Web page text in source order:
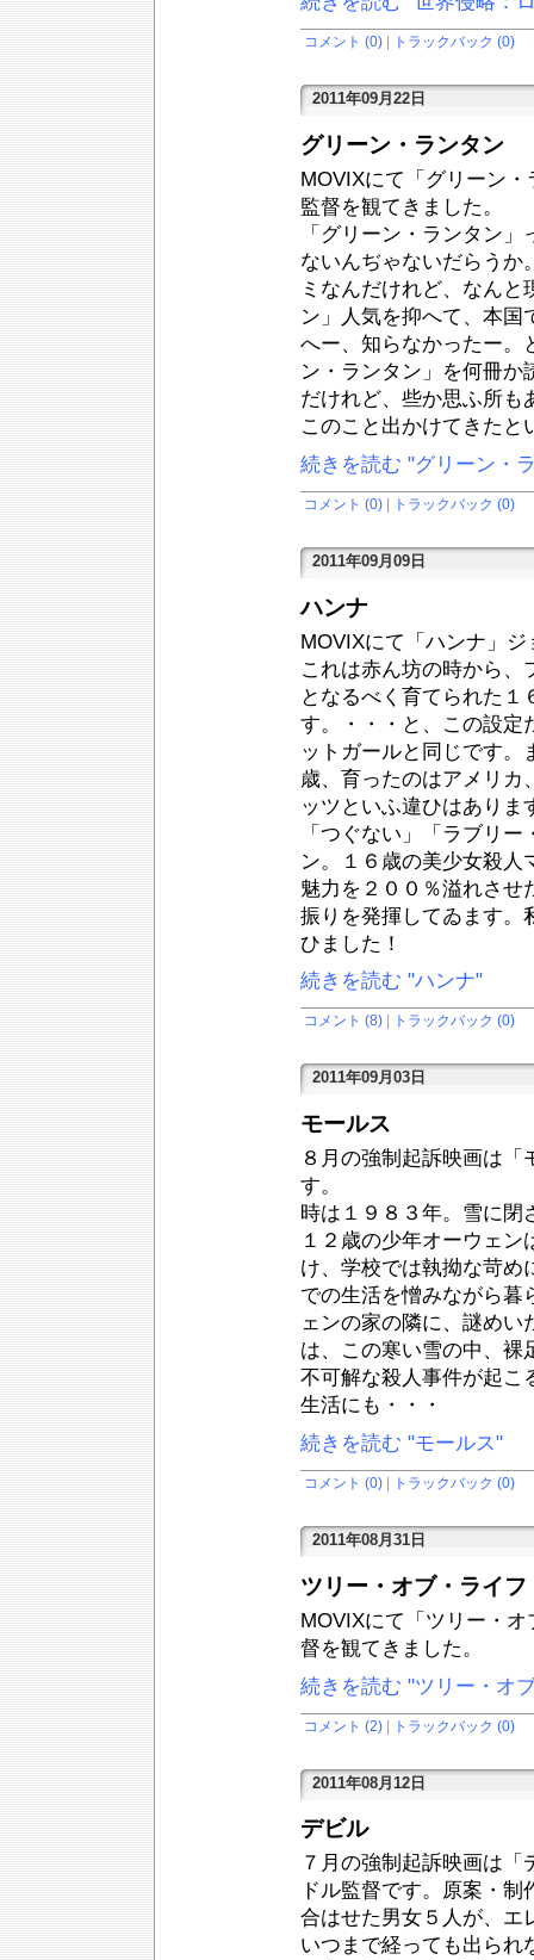
コメント (0) トラックバック (0)
2011年09月22日
グリーン・ランタン
MOVIXにて「グリーン
監督を観てきました。
「グリーン・ランタン
ないんぢゃないだらうか
ミなんだけれど、なん
ン」人気を抑へて、本国
へー、知らなかったー。
ン・ランタン」を何冊か
だけれど、些か思ふ所も
このこと出かけてきたと
続きを読む "グリーン・
コメント (0) トラックバック (0)
2011年09月09日
ハンナ
MOVIXにて「ハンナ」
これは赤ん坊の時から、
となるべく育てられた
す。・・・と、この設定
ットガールと同じです
歳、育ったのはアメリカ
ッツといふ違ひはあり
「つぐない」「ラブリ
ン。１６歳の美少女殺人
魅力を２００％溢れさせ
振りを発揮してゐます。
ひました！
続きを読む "ハンナ"
コメント (8) トラックバック (0)
2011年09月03日
モールス
８月の強制起訴映画は
す。
時は１９８３年。雪に閉
１２歳の少年オーウェ
け、学校では執拗な苛め
での生活を憎みながら暮
ェンの家の隣に、謎めい
は、この寒い雪の中、裸
不可解な殺人事件が起こ
生活にも・・・
続きを読む "モールス"
コメント (0) トラックバック (0)
2011年08月31日
ツリー・オブ・ライフ
MOVIXにて「ツリー・
督を観てきました。
続きを読む "ツリー・オ
コメント (2) トラックバック (0)
2011年08月12日
デビル
７月の強制起訴映画は
ドル監督です。原案・
合はせた男女５人が、エ
いつまで経っても出られ